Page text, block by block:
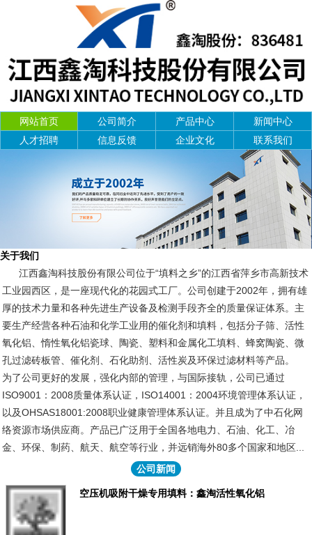
网站首页 公司简介 产品中心
新闻中心
人才招聘
信息反馈 企业文化 联系我们
关于我们
江西鑫淘科技股份有限公司位于“填料之乡”的江西省萍乡市高新技术
工业园西区，是一座现代化的花园式工厂。公司创建于2002年，拥有雄
厚的技术力量和各种先进生产设备及检测手段齐全的质量保证体系。主
要生产经营各种石油和化学工业用的催化剂和填料，包括分子筛、活性
氧化铝、惰性氧化铝瓷球、陶瓷、塑料和金属化工填料、蜂窝陶瓷、微
孔过滤砖板管、催化剂、石化助剂、活性炭及环保过滤材料等产品。
为了公司更好的发展，强化内部的管理，与国际接轨，公司已通过
ISO9001：2008质量体系认证，ISO14001：2004环境管理体系认证，
以及OHSAS18001:2008职业健康管理体系认证。并且成为了中石化网
络资源市场供应商。产品已广泛用于全国各地电力、石油、化工、冶
金、环保、制药、航天、航空等行业，并远销海外80多个国家和地区...
公司新闻
空压机吸附干燥专用填料：鑫淘活性氧化铝